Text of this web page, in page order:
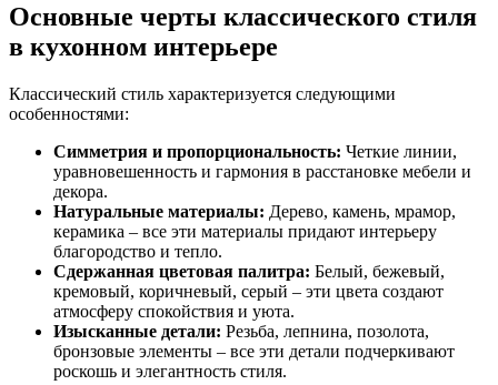
Основные черты классического стиля
в кухонном интерьере
Классический стиль характеризуется следующими
особенностями:
Симметрия и пропорциональность: Четкие линии,
уравновешенность и гармония в расстановке мебели и
декора.
Натуральные материалы: Дерево, камень, мрамор,
керамика – все эти материалы придают интерьеру
благородство и тепло.
Сдержанная цветовая палитра: Белый, бежевый,
кремовый, коричневый, серый – эти цвета создают
атмосферу спокойствия и уюта.
Изысканные детали: Резьба, лепнина, позолота,
бронзовые элементы – все эти детали подчеркивают
роскошь и элегантность стиля.